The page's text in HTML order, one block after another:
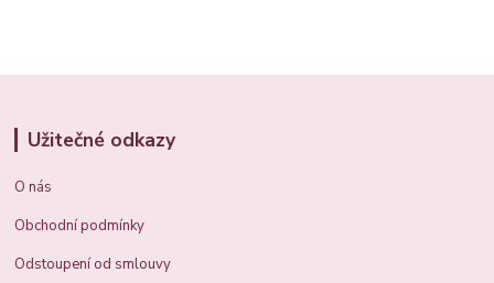
Užitečné odkazy
O nás
Obchodní podmínky
Odstoupení od smlouvy